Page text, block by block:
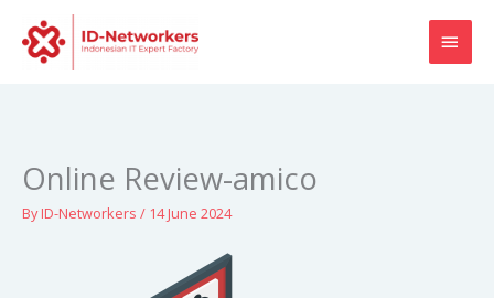
content
Online Review-amico
ByID-Networkers / 14 June 2024